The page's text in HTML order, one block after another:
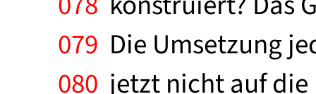
079 Die Umsetzung
080 jetzt nicht auf die